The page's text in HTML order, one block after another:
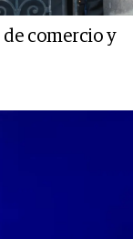
comercio y